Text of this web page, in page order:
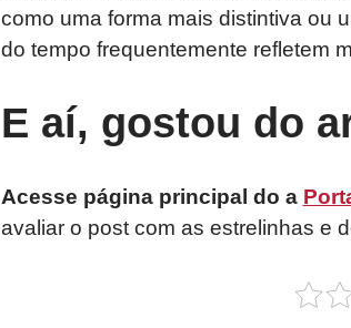
como uma forma mais distintiva ou
do tempo frequentemente refletem
E aí, gostou do
Acesse página principal do a
avaliar o post com as estrelinhas e